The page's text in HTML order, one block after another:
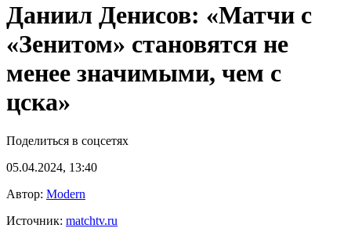
Даниил Денисов: «Матчи с
«Зенитом» становятся не
менее значимыми, чем с
цска»
Поделиться в соцсетях
05.04.2024, 13:40
Автор: Modern
Источник: matchtv.ru